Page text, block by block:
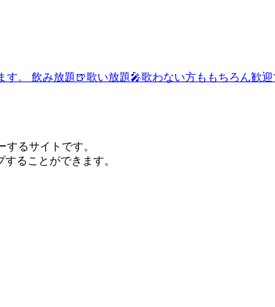
。 飲み放題🍺歌い放題🎤歌わない方ももちろん歓
るサイトです。
ることができます。